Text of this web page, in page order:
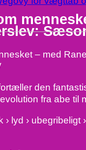
– med
den
fra abe til
› lyd › ubegribeligt